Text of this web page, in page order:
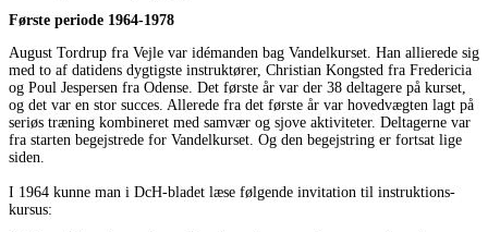
Første periode 1964-1978
August Tordrup fra Vejle var idémanden bag Vandelkurset. Han allierede sig
med to af datidens dygtigste instruktører, Christian Kongsted fra Fredericia
og Poul Jespersen fra Odense. Det første år var der 38 deltagere på kurset,
og det var en stor succes. Allerede fra det første år var hovedvægten lagt på
seriøs træning kombineret med samvær og sjove aktiviteter. Deltagerne var
fra starten begejstrede for Vandelkurset. Og den begejstring er fortsat lige
siden.
I 1964 kunne man i DcH-bladet læse følgende invitation til instruktions-
kursus: